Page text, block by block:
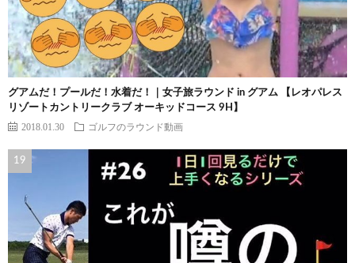
グアムだ！プールだ！水着だ！｜女子旅ラウンド in グアム 【レオパレス
リゾートカントリークラブ オーキッドコース 9H】
2018.01.30 ゴルフのラウンド動画